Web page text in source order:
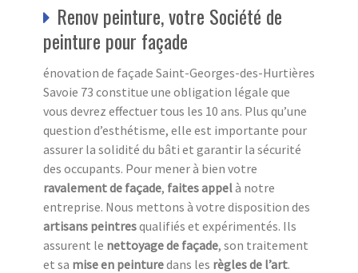
Renov peinture, votre Société de
peinture pour façade
énovation de façade Saint-Georges-des-Hurtières
Savoie 73 constitue une obligation légale que
vous devrez effectuer tous les 10 ans. Plus qu’une
question d’esthétisme, elle est importante pour
assurer la solidité du bâti et garantir la sécurité
des occupants. Pour mener à bien votre
ravalement de façade, faites appelà notre
entreprise. Nous mettons à votre disposition des
artisans peintresqualifiés et expérimentés. Ils
assurent le nettoyage de façade, son traitement
et sa mise en peinturedans les règles de l’art.